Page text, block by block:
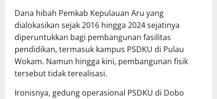
Dana hibah Pemkab Kepulauan Aru yang
dialokasikan sejak 2016 hingga 2024 sejatinya
diperuntukkan bagi pembangunan fasilitas
pendidikan, termasuk kampus PSDKU di Pulau
Wokam. Namun hingga kini, pembangunan fisik
tersebut tidak terealisasi.
Ironisnya, gedung operasional PSDKU di Dobo